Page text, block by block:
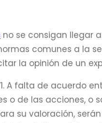
no se consigan llegar
comunes a la
la opinión de un
A falta de acuerdo
o de las acciones, o
su valoración,